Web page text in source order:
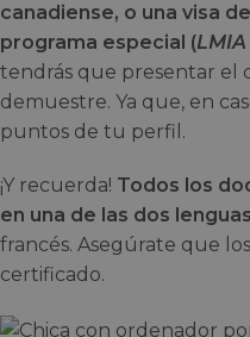
canadiense, o una visa
programa especial (
tendrás que presentar el
demuestre. Ya que, en
puntos de tu perfil.
¡Y recuerda! Todos los
en una de las dos
francés. Asegúrate que
certificado.